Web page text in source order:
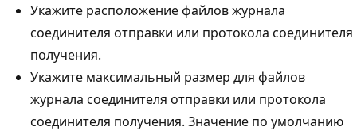
Укажите расположение файлов журнала
соединителя отправки или протокола соединителя
получения.
Укажите максимальный размер для файлов
журнала соединителя отправки или протокола
соединителя получения. Значение по умолчанию 